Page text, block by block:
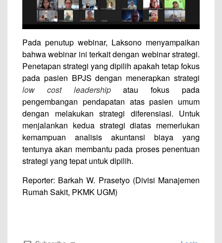
Pada penutup webinar, Laksono menyampaikan
bahwa webinar ini terkait dengan webinar strategi.
Penetapan strategi yang dipilih apakah tetap fokus
pada pasien BPJS dengan menerapkan strategi
low cost leadershipatau fokus pada
pengembangan pendapatan atas pasien umum
dengan melakukan strategi diferensiasi. Untuk
menjalankan kedua strategi diatas memerlukan
kemampuan analisis akuntansi biaya yang
tentunya akan membantu pada proses penentuan
strategi yang tepat untuk dipilih.
Reporter: Barkah W. Prasetyo (Divisi Manajemen
Rumah Sakit, PKMK UGM)